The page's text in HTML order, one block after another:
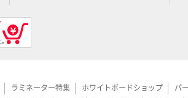
ラミネーター特集 ホワイトボードショップ パ